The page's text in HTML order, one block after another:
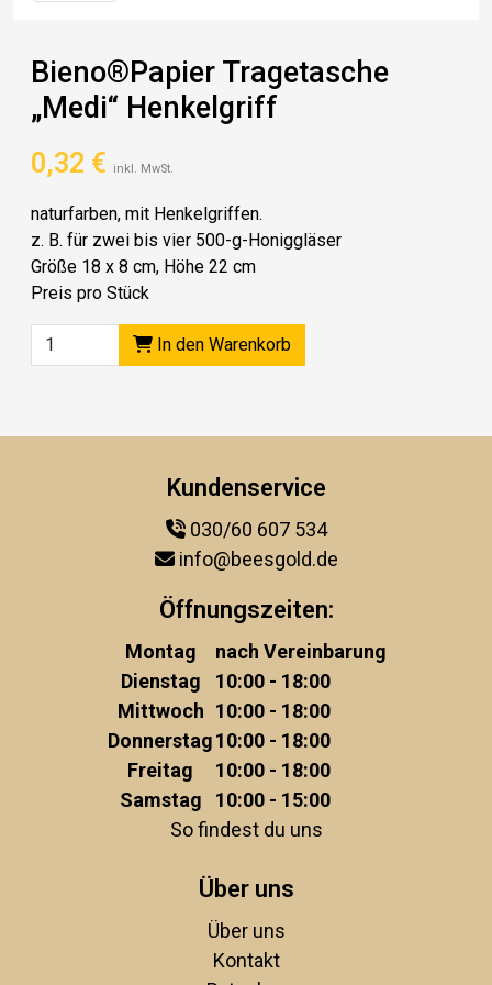
Bieno®Papier Tragetasche
„Medi“ Henkelgriff
0,32 € inkl. MwSt.
naturfarben, mit Henkelgriffen.
z. B. für zwei bis vier 500-g-Honiggläser
Größe 18 x 8 cm, Höhe 22 cm
Preis pro Stück
In den Warenkorb
Kundenservice
030/60 607 534
info@beesgold.de
Öffnungszeiten:
Montag
nach Vereinbarung
Dienstag
10:00 - 18:00
Mittwoch 10:00 - 18:00
Donnerstag10:00 - 18:00
Freitag
10:00 - 18:00
Samstag
10:00 - 15:00
So findest du uns
Über uns
Über uns
Kontakt